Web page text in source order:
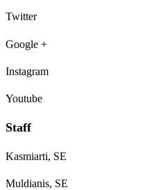
Twitter
Google +
Instagram
Youtube
Staff
Kasmiarti, SE
Muldianis, SE